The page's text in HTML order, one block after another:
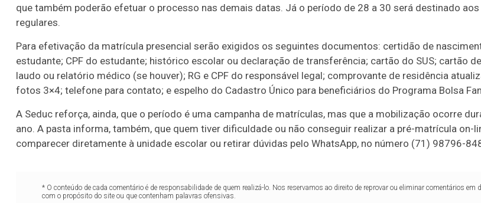
que também poderão efetuar o processo nas demais datas. Já o período de 28 a 30 será destinado
regulares.
Para efetivação da matrícula presencial serão exigidos os seguintes documentos: certidão de
estudante; CPF do estudante; histórico escolar ou declaração de transferência; cartão do SUS; cartão
laudo ou relatório médico (se houver); RG e CPF do responsável legal; comprovante de residência
fotos 3×4; telefone para contato; e espelho do Cadastro Único para beneficiários do Programa Bolsa
A Seduc reforça, ainda, que o período é uma campanha de matrículas, mas que a mobilização ocorre
ano. A pasta informa, também, que quem tiver dificuldade ou não conseguir realizar a pré-matrícula on-
comparecer diretamente à unidade escolar ou retirar dúvidas pelo WhatsApp, no número (71) 98796-
* O conteúdo de cada comentário é de responsabilidade de quem realizá-lo. Nos reservamos ao direito de reprovar ou eliminar comentários em
com o propósito do site ou que contenham palavras ofensivas.